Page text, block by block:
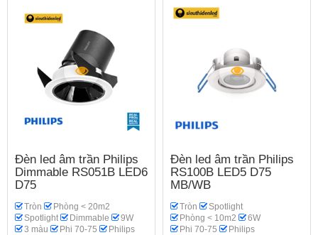
Đèn led âm trần Philips
Dimmable RS051B LED6
D75
Tròn
Phòng < 20m2
Spotlight
Dimmable
9W
3 màu
Phi 70-75
Philips
Đèn led âm trần Philips
RS100B LED5 D75
MB/WB
Tròn
Spotlight
Phòng < 10m2
6W
Phi 70-75
Philips